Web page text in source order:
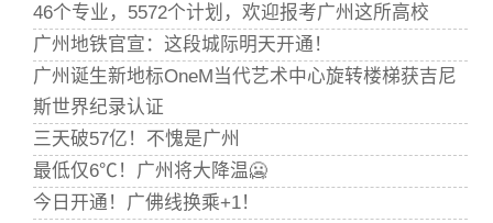
46个专业，5572个计划，欢迎报考广州这所高校
广州地铁官宣：这段城际明天开通！
广州诞生新地标OneM当代艺术中心旋转楼梯获吉尼
斯世界纪录认证
三天破57亿！不愧是广州
最低仅6℃！广州将大降温🥶
今日开通！广佛线换乘+1！